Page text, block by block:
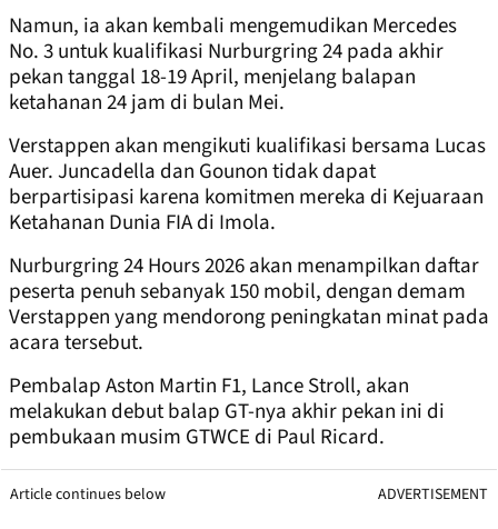
Namun, ia akan kembali mengemudikan Mercedes
No. 3 untuk kualifikasi Nurburgring 24 pada akhir
pekan tanggal 18-19 April, menjelang balapan
ketahanan 24 jam di bulan Mei.
Verstappen akan mengikuti kualifikasi bersama Lucas
Auer. Juncadella dan Gounon tidak dapat
berpartisipasi karena komitmen mereka di Kejuaraan
Ketahanan Dunia FIA di Imola.
Nurburgring 24 Hours 2026 akan menampilkan daftar
peserta penuh sebanyak 150 mobil, dengan demam
Verstappen yang mendorong peningkatan minat pada
acara tersebut.
Pembalap Aston Martin F1, Lance Stroll, akan
melakukan debut balap GT-nya akhir pekan ini di
pembukaan musim GTWCE di Paul Ricard.
Article continues below ADVERTISEMENT